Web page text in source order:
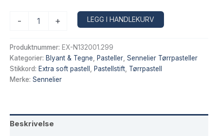
-
tørrpastell
–
Cadmium
Yellow
Light
+ LEGG I HANDLEKURV
Produktnummer: EX-N132001.299
Kategorier: Blyant & Tegne Pasteller Sennelier Tørrpasteller
Stikkord: Extra soft pastell Pastellstift Tørrpastell
Merke: Sennelier
Beskrivelse